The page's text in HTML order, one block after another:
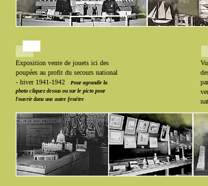
Exposition vente de jouets ici des
poupées au profit du secours national
- hiver 1941-1942
Pour agrandir la
photo cliquez dessus ou sur le picto pour
l'ouvrir dans une autre fenêtre